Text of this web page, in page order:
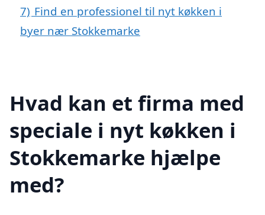
7) Find en professionel til nyt køkken i
byer nær Stokkemarke
Hvad kan et firma med
speciale i nyt køkken i
Stokkemarke hjælpe
med?